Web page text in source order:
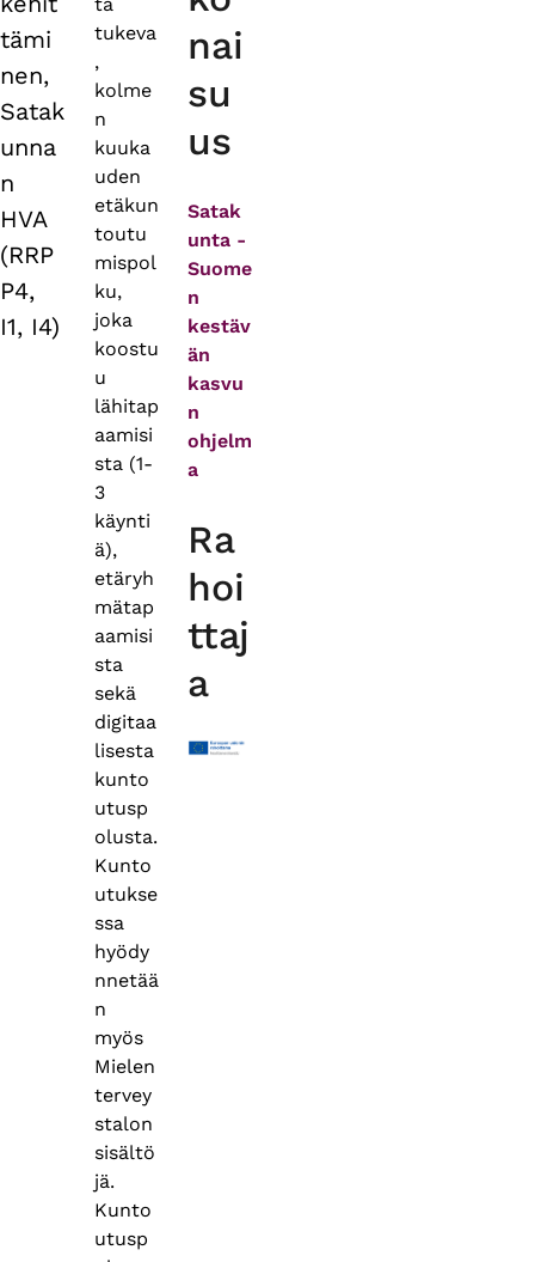
tämi
nen,
Satak
unna
n
HVA
(RRP
P4,
I1, I4)
tukeva
,
kolme
n
kuuka
uden
etäkun
toutu
mispol
ku,
joka
koostu
u
lähitap
aamisi
sta (1-
3
käynti
ä),
etäryh
mätap
aamisi
sta
sekä
digitaa
lisesta
kunto
utusp
olusta.
Kunto
utukse
ssa
hyödy
nnetää
n
myös
Mielen
tervey
stalon
sisältö
jä.
Kunto
utusp
nai
su
us
Satak
unta -
Suome
n
kestäv
än
kasvu
n
ohjelm
a
Ra
hoi
ttaj
a